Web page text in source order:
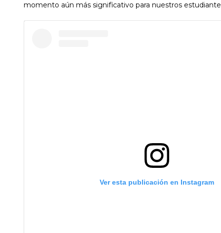
momento aún más significativo para nuestros
Ver esta publicación en Instagram